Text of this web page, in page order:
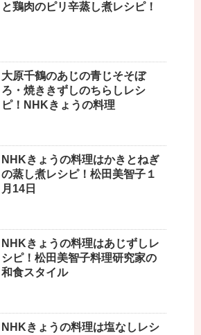
と鶏肉のピリ辛蒸し煮レシピ！
大原千鶴のあじの青じそそぼ
ろ・焼ききずしのちらしレシ
ピ！NHKきょうの料理
NHKきょうの料理はかきとねぎ
の蒸し煮レシピ！松田美智子１
月14日
NHKきょうの料理はあじずしレ
シピ！松田美智子料理研究家の
和食スタイル
NHKきょうの料理は塩なしレシ